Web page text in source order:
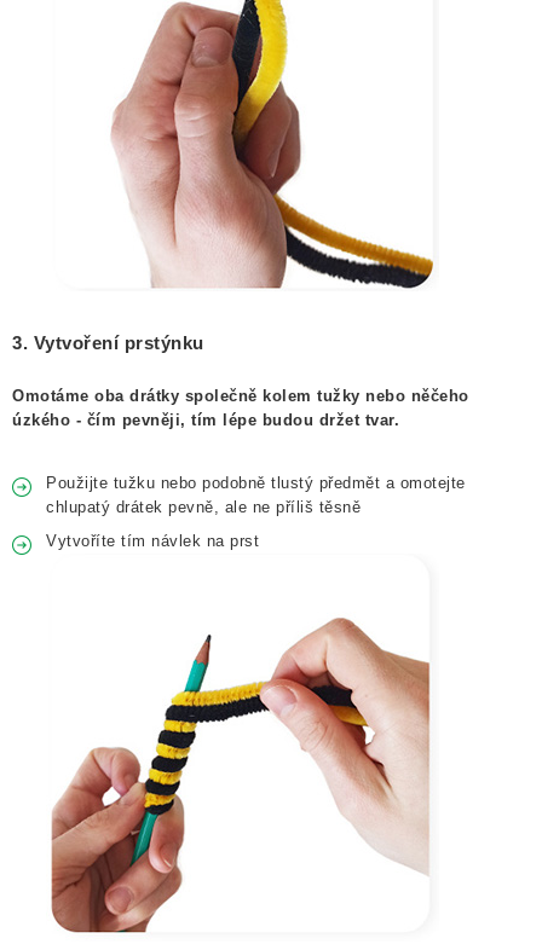
3. Vytvoření prstýnku
Omotáme oba drátky společně kolem tužky nebo něčeho
úzkého - čím pevněji, tím lépe budou držet tvar.
Použijte tužku nebo podobně tlustý předmět a omotejte
chlupatý drátek pevně, ale ne příliš těsně
Vytvoříte tím návlek na prst